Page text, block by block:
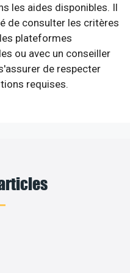
les aides disponibles. Il
de consulter les critères
plateformes
ou avec un conseiller
de respecter
requises.